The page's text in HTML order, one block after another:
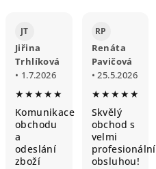
JT
Jiřina
Trhlíková
• 1.7.2026
★★★★★
Komunikace
obchodu
a
odeslání
zboží
RP
Renáta
Pavičová
• 25.5.2026
★★★★★
Skvělý
obchod s
velmi
profesionální
obsluhou!